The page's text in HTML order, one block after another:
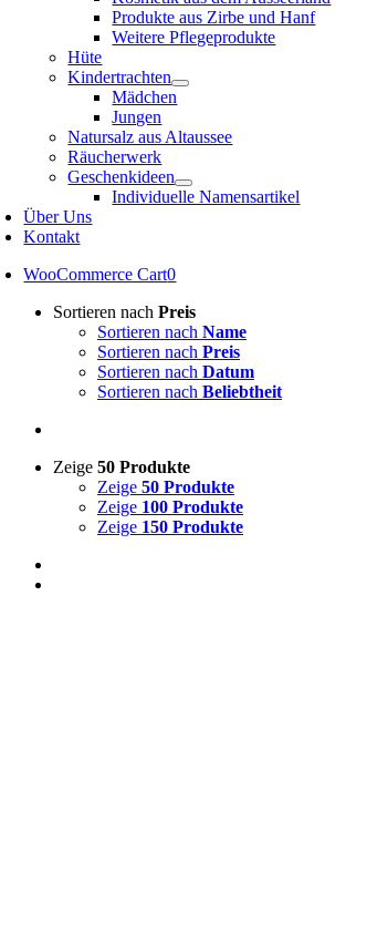
Produkte aus Zirbe und Hanf
Weitere Pflegeprodukte
Hüte
Kindertrachten
Mädchen
Jungen
Natursalz aus Altaussee
Räucherwerk
Geschenkideen
Individuelle Namensartikel
Über Uns
Kontakt
WooCommerce Cart0
Sortieren nach Preis
Sortieren nach Name
Sortieren nach Preis
Sortieren nach Datum
Sortieren nach Beliebtheit
Zeige 50 Produkte
Zeige 50 Produkte
Zeige 100 Produkte
Zeige 150 Produkte